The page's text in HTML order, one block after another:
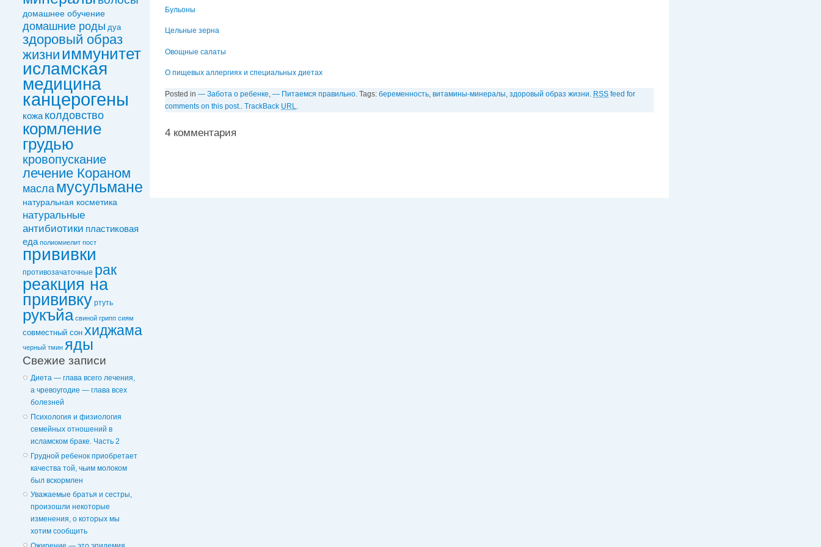
домашнее обучение
домашние роды дуа
здоровый образ
жизни иммунитет
исламская
медицина
канцерогены
кожа колдовствo
кормление
грудью
кровопускание
лечение Кораном
масла мусульмане
натуральная косметика
натуральные
антибиотики пластиковая
еда полиомиелит пост
прививки
противозачаточные рак
реакция на
прививку ртуть
рукъйа свиной грипп сиям
совместный сон хиджама
черный тмин яды
Свежие записи
Диета — глава всего лечения,
а чревоугодие — глава всех
болезней
Психология и физиология
семейных отношений в
исламском браке. Часть 2
Грудной ребенок приобретает
качества той, чьим молоком
был вскормлен
Уважаемые братья и сестры,
произошли некоторые
изменения, о которых мы
хотим сообщить
Бульоны
Цельные зерна
Овощные салаты
О пищевых аллергиях и специальных диетах
Posted in — Забота о ребенке — Питаемся правильно . Tags: беременность витамины-минералы здоровый образ жизни RSS feed for
comments on this post. TrackBack URL
4 комментария